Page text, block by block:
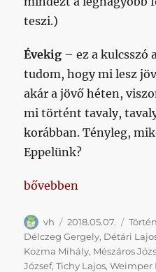
teszi.)
Évekig – ez a kulcsszó
tudom, hogy mi lesz
akár a jövő héten,
mi történt tavaly,
korábban. Tényleg,
Eppelünk?
„Kispesten minden
bővebben
Szerző
vh Közzétéve
2018.05.07.
Délczeg Gergely, Détári
Kozma Mihály, Mészáros
József,Tichy Lajos,Weimper